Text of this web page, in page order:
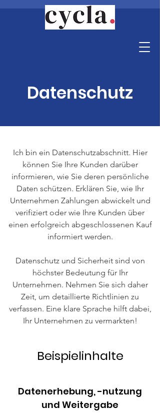
Datenschutz
Ich bin ein Datenschutzabschnitt. Hier
können Sie Ihre Kunden darüber
informieren, wie Sie deren persönliche
Daten schützen. Erklären Sie, wie Ihr
Unternehmen Zahlungen abwickelt und
verifiziert oder wie Ihre Kunden über
einen erfolgreich abgeschlossenen Kauf
informiert werden.
Datenschutz und Sicherheit sind von
höchster Bedeutung für Ihr
Unternehmen. Nehmen Sie sich daher
Zeit, um detaillierte Richtlinien zu
verfassen. Eine klare Sprache hilft dabei,
Ihr Unternehmen zu vermarkten!
Beispielinhalte
Datenerhebung, -nutzung
und Weitergabe